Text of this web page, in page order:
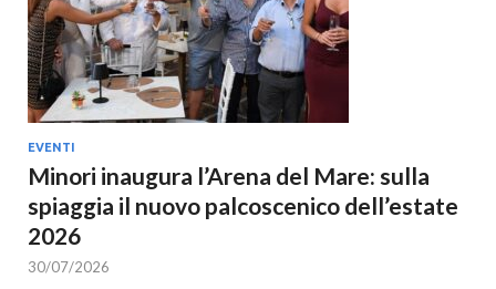
EVENTI
Minori inaugura l’Arena del Mare: sulla
spiaggia il nuovo palcoscenico dell’estate
2026
30/07/2026